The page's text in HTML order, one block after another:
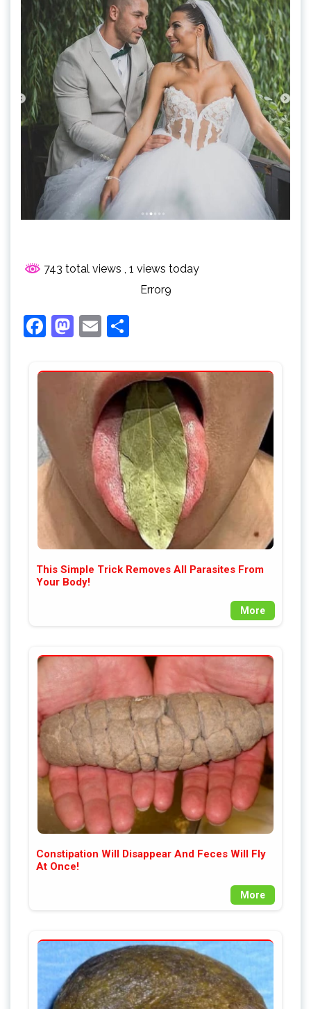
743 total views , 1 views today
Error9
Facebook
Mastodon
Email
This Simple Trick Removes All Parasites From
Your Body!
More
Constipation Will Disappear And Feces Will Fly
At Once!
More